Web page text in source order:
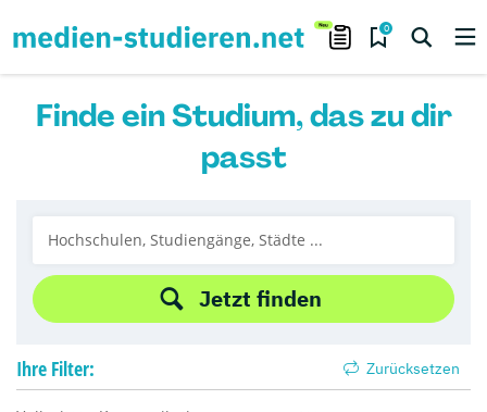
0
Finde ein Studium, das zu dir
passt
Jetzt finden
Ihre Filter: Zurücksetzen